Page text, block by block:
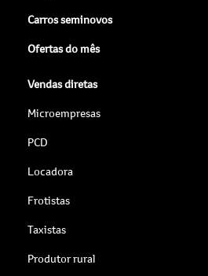
Carros seminovos
Ofertas do mês
Vendas diretas
Microempresas
PCD
Locadora
Frotistas
Taxistas
Produtor rural